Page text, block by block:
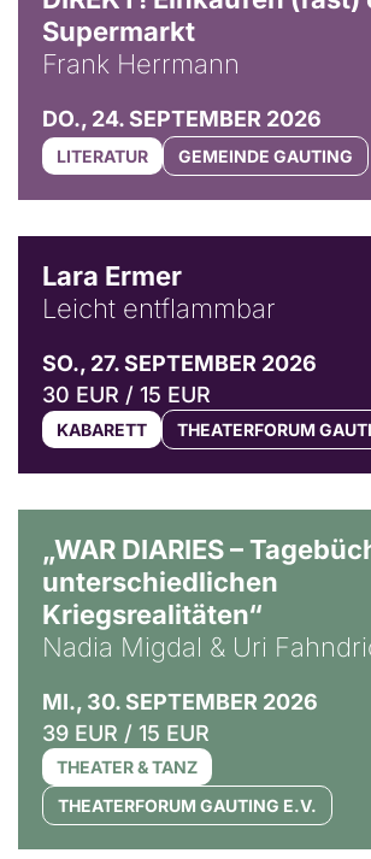
Supermarkt
Frank Herrmann
DO., 24. SEPTEMBER 2026
LITERATUR GEMEINDE GAUTING
Lara Ermer
Leicht entflammbar
SO., 27. SEPTEMBER 2026
30 EUR / 15 EUR
KABARETT THEATERFORUM
„WAR DIARIES –
unterschiedlichen
Kriegsrealitäten“
Nadia Migdal & Uri
MI., 30. SEPTEMBER 2026
39 EUR / 15 EUR
THEATER & TANZ
THEATERFORUM GAUTING E.V.